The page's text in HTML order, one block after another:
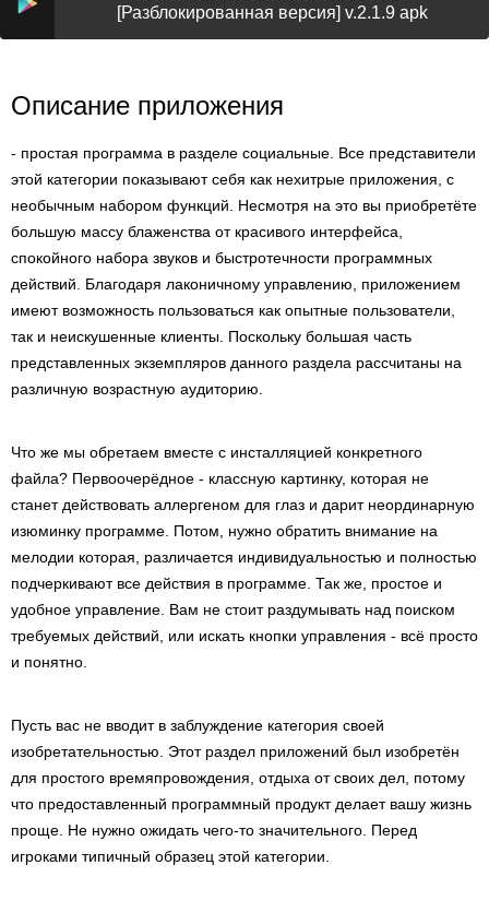
[Разблокированная версия] v.2.1.9 apk
Описание приложения
- простая программа в разделе социальные. Все представители
этой категории показывают себя как нехитрые приложения, с
необычным набором функций. Несмотря на это вы приобретёте
большую массу блаженства от красивого интерфейса,
спокойного набора звуков и быстротечности программных
действий. Благодаря лаконичному управлению, приложением
имеют возможность пользоваться как опытные пользователи,
так и неискушенные клиенты. Поскольку большая часть
представленных экземпляров данного раздела рассчитаны на
различную возрастную аудиторию.
Что же мы обретаем вместе с инсталляцией конкретного
файла? Первоочерёдное - классную картинку, которая не
станет действовать аллергеном для глаз и дарит неординарную
изюминку программе. Потом, нужно обратить внимание на
мелодии которая, различается индивидуальностью и полностью
подчеркивают все действия в программе. Так же, простое и
удобное управление. Вам не стоит раздумывать над поиском
требуемых действий, или искать кнопки управления - всё просто
и понятно.
Пусть вас не вводит в заблуждение категория своей
изобретательностью. Этот раздел приложений был изобретён
для простого времяпровождения, отдыха от своих дел, потому
что предоставленный программный продукт делает вашу жизнь
проще. Не нужно ожидать чего-то значительного. Перед
игроками типичный образец этой категории.